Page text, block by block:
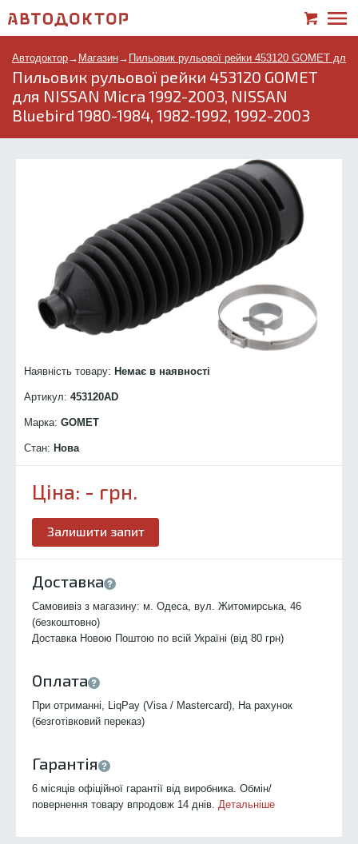
Автодоктор→ Магазин→ Пильовик рульової рейки 453120 GOMET
Пильовик рульової рейки 453120 GOMET
для NISSAN Micra 1992-2003, NISSAN
Bluebird 1980-1984, 1982-1992, 1992-2003
Наявність товару: Немає в наявності
Артикул: 453120AD
Марка: GOMET
Стан: Нова
Ціна: - грн.
Залишити запит
Доставка
Самовивіз з магазину: м. Одеса, вул. Житомирська, 46
(безкоштовно)
Доставка Новою Поштою по всій Україні (від 80 грн)
Оплата
При отриманні, LiqPay (Visa / Mastercard), На рахунок
(безготівковий переказ)
Гарантія
6 місяців офіційної гарантії від виробника. Обмін/
повернення товару впродовж 14 днів. Детальніше